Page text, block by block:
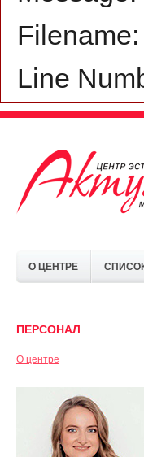
Line
О ЦЕНТРЕ
ПЕРСОНАЛ
О центре